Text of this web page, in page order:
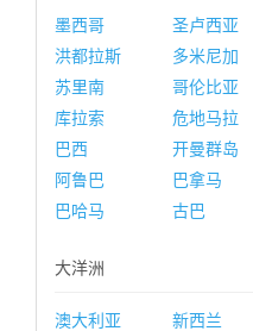
墨西哥 圣卢西亚
洪都拉斯
多米尼加
苏里南
哥伦比亚
库拉索
危地马拉
巴西
开曼群岛
阿鲁巴
巴拿马
巴哈马
古巴
大洋洲
澳大利亚 新西兰